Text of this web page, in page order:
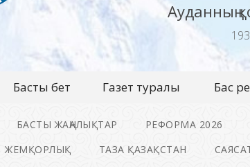
Ауданның
Басты бет Газет туралы Бас
БАСТЫ ЖАҢАЛЫҚТАР РЕФОРМА 2026
ЖЕМҚОРЛЫҚ
ТАЗА ҚАЗАҚСТАН